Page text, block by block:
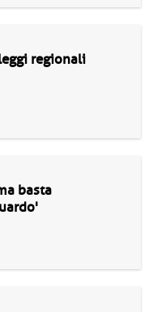
regionali
basta